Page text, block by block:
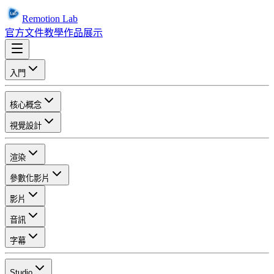
Remotion Lab
官方文件教學作品展示
入門
核心概念
視覺設計
渲染
參數化影片
影片
音訊
字幕